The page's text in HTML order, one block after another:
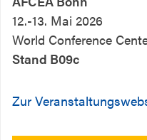
12.-13. Mai 2026
World Conference
Stand B09c
Zur